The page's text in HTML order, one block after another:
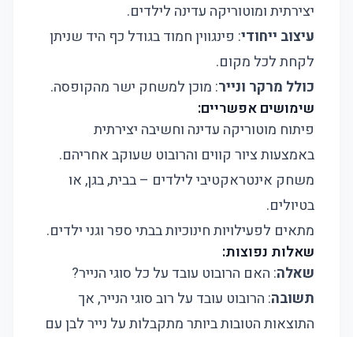
יצירתית ומוטוריקה עדינה לילדים.
עיצוב ייחודי: פינגווין חמוד בגודל כף היד שניתן
לקחת לכל מקום.
כולל מרקר ונייר: מוכן למשחק ישר מהקופסה.
שימושים אפשריים:
פיתוח מוטוריקה עדינה וחשיבה יצירתית
באמצעות ציור קווים והרובוט שעוקב אחריהם.
משחק אינטראקטיבי לילדים – בבית, בגן, או
בטיולים.
מתאים לפעילויות חינוכיות בבתי ספר וגני ילדים.
שאלות נפוצות:
שאלה: האם הרובוט עובד על כל סוגי הנייר?
תשובה: הרובוט עובד על רוב סוגי הנייר, אך
התוצאות הטובות ביותר מתקבלות על נייר לבן עם